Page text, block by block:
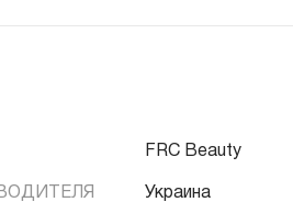
FRC Beauty
Украина